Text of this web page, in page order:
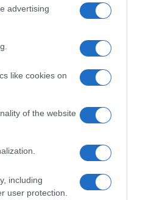
advertising
like cookies on
of the website
including
user protection.
che
Il